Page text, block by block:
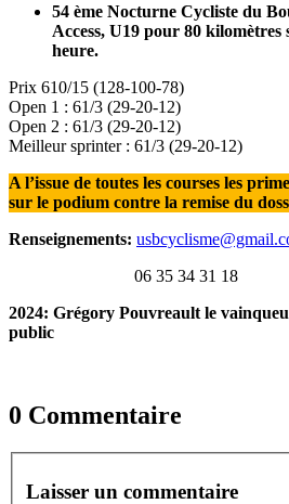
54 ème Nocturne Cycliste du
Access, U19 pour 80 kilomètres
heure.
Prix 610/15 (128-100-78)
Open 1 : 61/3 (29-20-12)
Open 2 : 61/3 (29-20-12)
Meilleur sprinter : 61/3 (29-20-12)
A l’issue de toutes les courses les
sur le podium contre la remise du
Renseignements:
06 35 34 31 18
2024: Grégory Pouvreault le
public
0 Commentaire
Laisser un commentaire